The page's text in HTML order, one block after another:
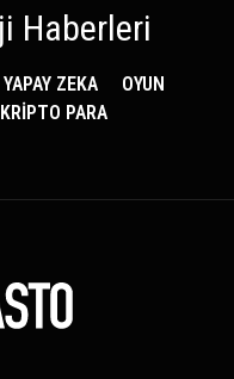
Haberleri
YAPAY ZEKA
OYUN
KRİPTO PARA